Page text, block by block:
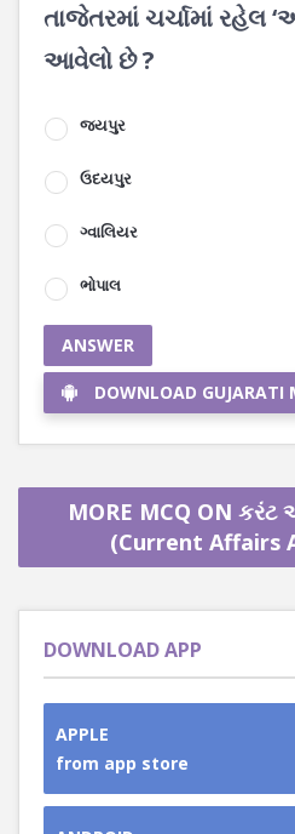
તાજેતરમાં ચર્ચામાં રહેલ
આવેલો છે ?
જયપુર
ઉદયપુર
ગ્વાલિયર
ભોપાલ
ANSWER
DOWNLOAD GUJARATI
MORE MCQ ON
(Current Affairs
DOWNLOAD APP
APPLE
from app store